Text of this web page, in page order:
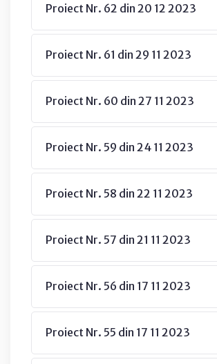
Proiect Nr. 62 din 20 12 2023
Proiect Nr. 61 din 29 11 2023
Proiect Nr. 60 din 27 11 2023
Proiect Nr. 59 din 24 11 2023
Proiect Nr. 58 din 22 11 2023
Proiect Nr. 57 din 21 11 2023
Proiect Nr. 56 din 17 11 2023
Proiect Nr. 55 din 17 11 2023